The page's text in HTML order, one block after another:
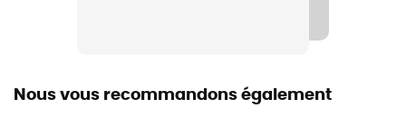
Nous vous recommandons également